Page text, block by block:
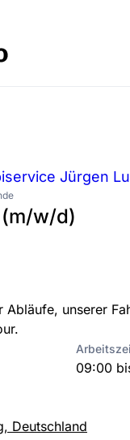
Jürgen
w/d)
Abläufe, unserer
09:00
Deutschland